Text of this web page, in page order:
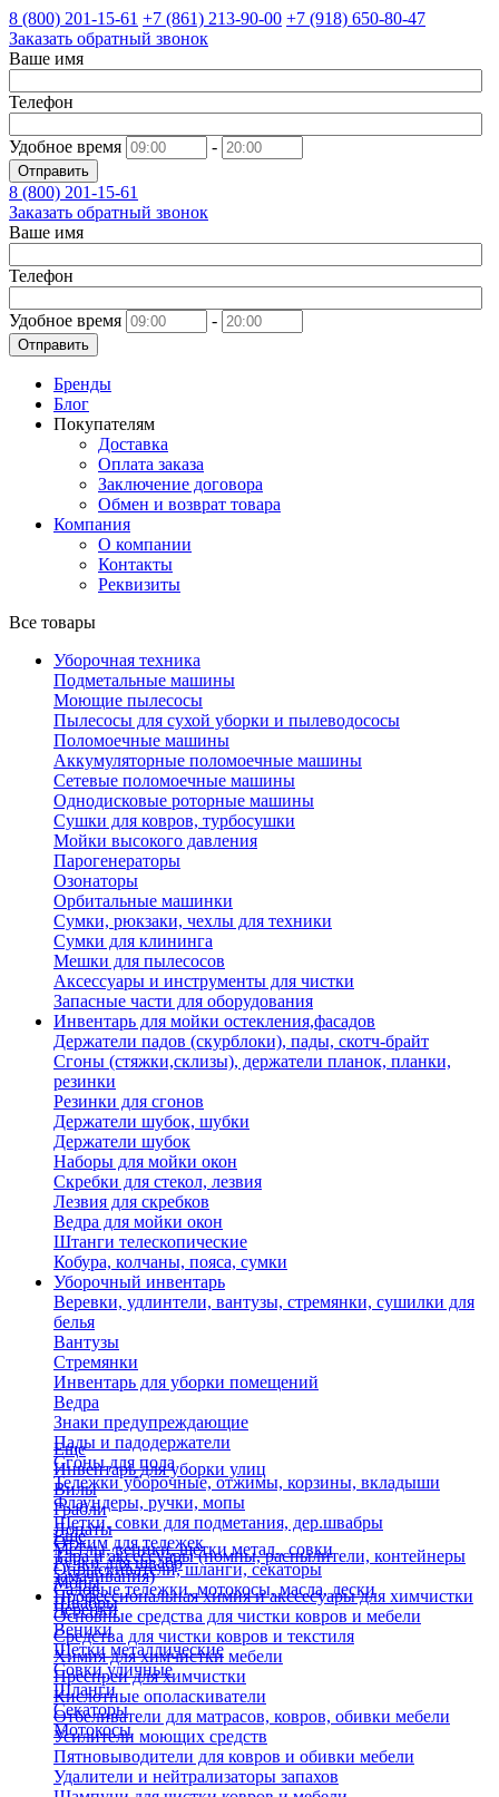
8 (800) 201-15-61 +7 (861) 213-90-00 +7 (918) 650-80-47
Заказать обратный звонок
Ваше имя
Телефон
Удобное время -
Отправить
8 (800) 201-15-61
Заказать обратный звонок
Ваше имя
Телефон
Удобное время -
Отправить
Бренды
Блог
Покупателям
Доставка
Оплата заказа
Заключение договора
Обмен и возврат товара
Компания
О компании
Контакты
Реквизиты
Все товары
Уборочная техника
Подметальные машины
Моющие пылесосы
Пылесосы для сухой уборки и пылеводососы
Поломоечные машины
Аккумуляторные поломоечные машины
Сетевые поломоечные машины
Однодисковые роторные машины
Сушки для ковров, турбосушки
Мойки высокого давления
Парогенераторы
Озонаторы
Орбитальные машинки
Сумки, рюкзаки, чехлы для техники
Сумки для клининга
Мешки для пылесосов
Аксессуары и инструменты для чистки
Запасные части для оборудования
Инвентарь для мойки остекления,фасадов
Держатели падов (скурблоки), пады, скотч-брайт
Сгоны (стяжки,склизы), держатели планок, планки,
резинки
Резинки для сгонов
Держатели шубок, шубки
Держатели шубок
Наборы для мойки окон
Скребки для стекол, лезвия
Лезвия для скребков
Ведра для мойки окон
Штанги телескопические
Кобура, колчаны, пояса, сумки
Уборочный инвентарь
Веревки, удлинтели, вантузы, стремянки, сушилки для
белья
Вантузы
Стремянки
Инвентарь для уборки помещений
Ведра
Знаки предупреждающие
Пады и падодержатели
Сгоны для пола
Тележки уборочные, отжимы, корзины, вкладыши
Флаундеры, ручки, мопы
Щетки, совки для подметания, дер.швабры
Отжим для тележек
Ручки для швабр
Мопы
Швабры
Еще
Инвентарь для уборки улиц
Вилы
Грабли
Лопаты
Метлы, веники, щетки метал., совки
Опрыскиватели, шланги, секаторы
Садовые тележки, мотокосы, масла, лески
Черенки
Веники
Щетки металлические
Совки уличные
Шланги
Секаторы
Мотокосы
Еще
Тара и аксессуары (помпы, распылители, контейнеры
замачивания)
Профессиональная химия и акссесуары для химчистки
Основные средства для чистки ковров и мебели
Средства для чистки ковров и текстиля
Химия для химчистки мебели
Преспреи для химчистки
Кислотные ополаскиватели
Отбеливатели для матрасов, ковров, обивки мебели
Усилители моющих средств
Пятновыводители для ковров и обивки мебели
Удалители и нейтрализаторы запахов